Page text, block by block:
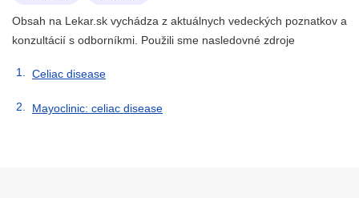
Obsah na Lekar.sk vychádza z aktuálnych vedeckých poznatkov a
konzultácií s odborníkmi. Použili sme nasledovné zdroje
Celiac disease
Mayoclinic: celiac disease